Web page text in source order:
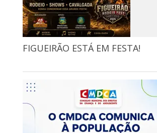
FIGUEIRÃO ESTÁ EM FESTA!